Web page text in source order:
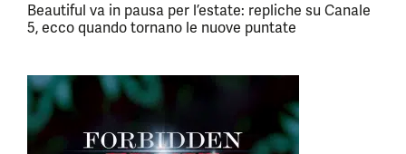
Beautiful va in pausa per l’estate: repliche su Canale
5, ecco quando tornano le nuove puntate